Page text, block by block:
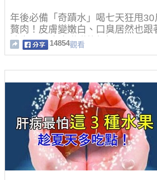
年後必備「奇蹟水」喝七天狂甩30
贅肉！皮膚變嫩白、口臭居然也跟
消失了！冰冰甜甜的很好喝阿！
14854觀看